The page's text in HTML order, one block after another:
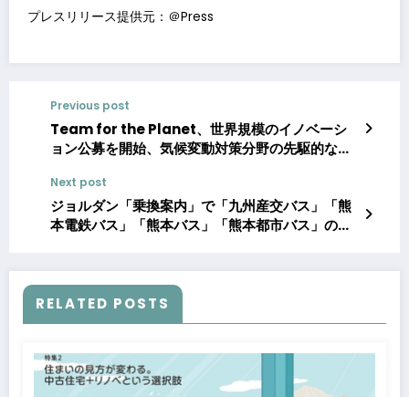
プレスリリース提供元：＠Press
Previous post
Team for the Planet、世界規模のイノベーシ
ョン公募を開始、気候変動対策分野の先駆的な発
Next post
ジョルダン「乗換案内」で「九州産交バス」「熊
本電鉄バス」「熊本バス」「熊本都市バス」のリ
RELATED POSTS